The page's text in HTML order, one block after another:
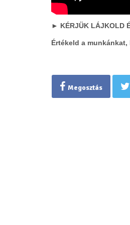
► KÉRJÜK LÁJKOLD
Értékeld a
Megosztás